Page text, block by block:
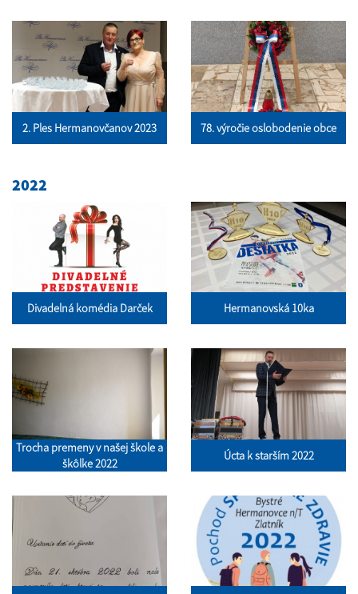
2. Ples Hermanovčanov 2023 78. výročie oslobodenie obce
2022
Divadelná komédia Darček Hermanovská 10ka
Trocha premeny v našej škole a
škôlke 2022
Úcta k starším 2022